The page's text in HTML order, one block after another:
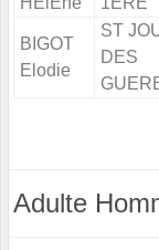
BIGOT
Elodie
ST
DES
Adulte